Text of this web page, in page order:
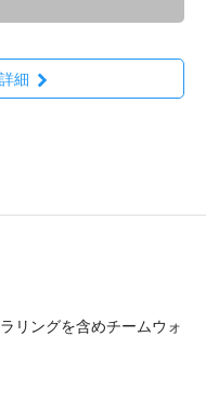
細
リングを含めチームウォ